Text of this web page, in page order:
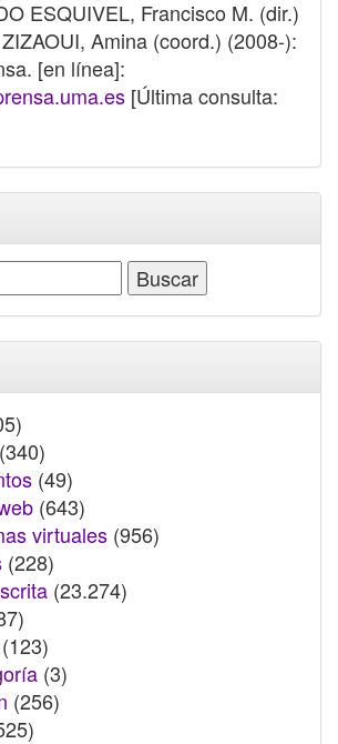
ESQUIVEL, Francisco M. (dir.)
Amina (coord.) (2008-):
[en línea]:
[Última consulta:
(340)
(49)
(643)
virtuales (956)
(228)
(23.274)
(123)
(3)
(256)